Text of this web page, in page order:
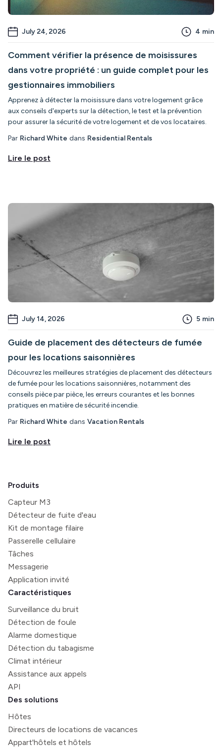
July 24, 2026 4 min
Comment vérifier la présence de moisissures
dans votre propriété : un guide complet pour les
gestionnaires immobiliers
Apprenez à détecter la moisissure dans votre logement grâce
aux conseils d'experts sur la détection, le test et la prévention
pour assurer la sécurité de votre logement et de vos locataires.
Par Richard White dans Residential Rentals
Lire le post
July 14, 2026 5 min
Guide de placement des détecteurs de fumée
pour les locations saisonnières
Découvrez les meilleures stratégies de placement des détecteurs
de fumée pour les locations saisonnières, notamment des
conseils pièce par pièce, les erreurs courantes et les bonnes
pratiques en matière de sécurité incendie.
Par Richard White dans Vacation Rentals
Lire le post
Produits
Capteur M3
Détecteur de fuite d'eau
Kit de montage filaire
Passerelle cellulaire
Tâches
Messagerie
Application invité
Caractéristiques
Surveillance du bruit
Détection de foule
Alarme domestique
Détection du tabagisme
Climat intérieur
Assistance aux appels
API
Des solutions
Hôtes
Directeurs de locations de vacances
Appart'hôtels et hôtels